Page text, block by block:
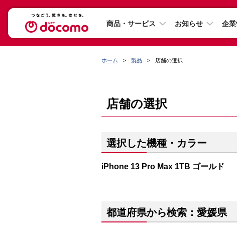
商品・サービス お知らせ 企
ホーム 製品 店舗の選択
店舗の選択
選択した機種・カラー
iPhone 13 Pro Max 1TB ゴールド
都道府県から検索：愛媛県